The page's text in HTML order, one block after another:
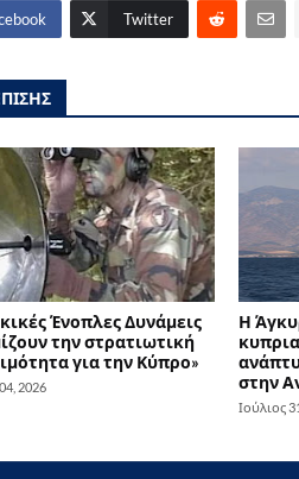
Twitter
Ένοπλες Δυνάμεις
την στρατιωτική
για την Κύπρο»
2026
Η
στην
Ιούλιος